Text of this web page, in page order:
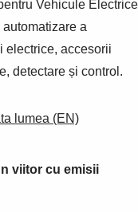
Vehicule Electrice
a
electrice, accesorii
detectare și control.
lumea (EN)
viitor cu emisii